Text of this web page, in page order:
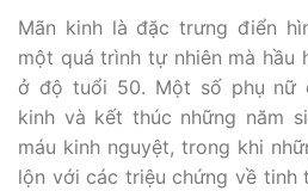
Mãn kinh là đặc trưng điển
một quá trình tự nhiên mà hầu
ở độ tuổi 50. Một số phụ nữ
kinh và kết thúc những năm
máu kinh nguyệt, trong khi
lộn với các triệu chứng về tinh